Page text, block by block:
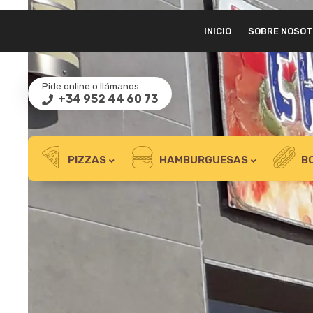
INICIO SOBRE
Pide online o llámanos
+34 952 44 60 73
PIZZAS HAMBURGUESAS